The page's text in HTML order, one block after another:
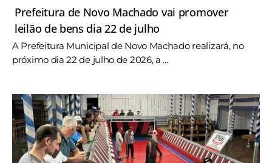
Prefeitura de Novo Machado vai promover
leilão de bens dia 22 de julho
A Prefeitura Municipal de Novo Machado realizará, no
próximo dia 22 de julho de 2026, a ...